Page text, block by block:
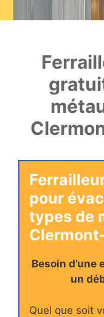
pour
types de
Besoin
un
Quel que soit